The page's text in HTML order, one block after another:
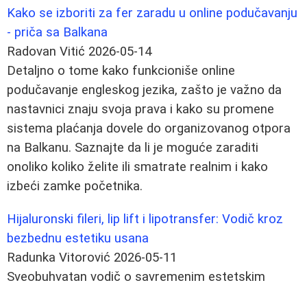
Kako se izboriti za fer zaradu u online podučavanju
- priča sa Balkana
Radovan Vitić 2026-05-14
Detaljno o tome kako funkcioniše online
podučavanje engleskog jezika, zašto je važno da
nastavnici znaju svoja prava i kako su promene
sistema plaćanja dovele do organizovanog otpora
na Balkanu. Saznajte da li je moguće zaraditi
onoliko koliko želite ili smatrate realnim i kako
izbeći zamke početnika.
Hijaluronski fileri, lip lift i lipotransfer: Vodič kroz
bezbednu estetiku usana
Radunka Vitorović 2026-05-11
Sveobuhvatan vodič o savremenim estetskim